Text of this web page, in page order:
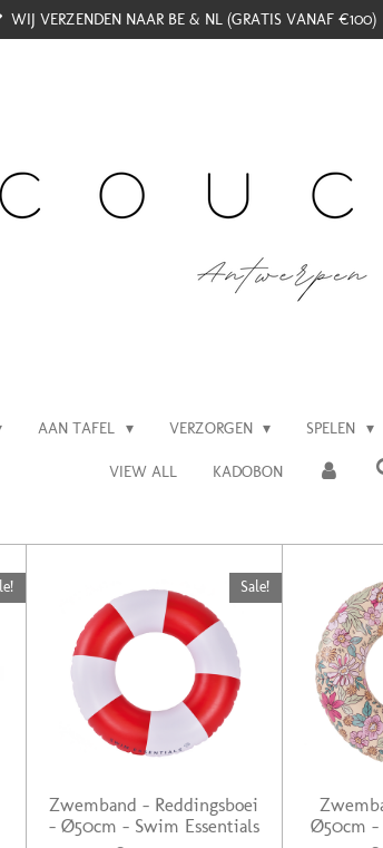
WIJ VERZENDEN NAAR BE & NL (GRATIS VANAF €100)
AAN TAFEL VERZORGEN SPELEN
VIEW ALL KADOBON
Sale!
Zwemband - Reddingsboei
- Ø50cm - Swim Essentials
Ø50cm -